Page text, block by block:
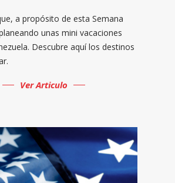
a propósito de esta Semana
unas mini vacaciones
Descubre aquí los destinos
Ver Articulo